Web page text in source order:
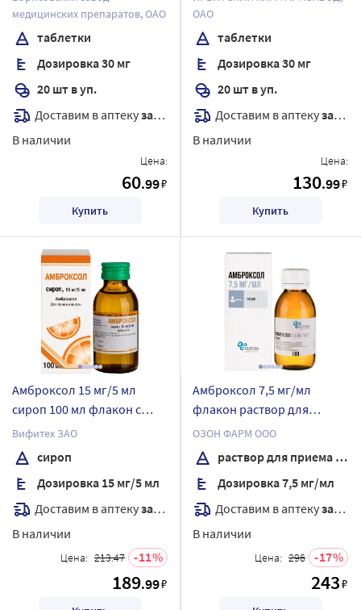
медицинских препаратов, ОАО
таблетки
Дозировка 30 мг
20 шт в уп.
Доставим в аптекузавтра
В наличии
Цена:
60.99₽
Купить
ОАО
таблетки
Дозировка 30 мг
20 шт в уп.
Доставим в аптекузавтра
В наличии
Цена:
130.99₽
Купить
Амброксол 15 мг/5 мл
сироп 100 мл флакон с
мерным стаканчиком
Вифитех ЗАО
сироп
Дозировка 15 мг/5 мл
Доставим в аптекузавтра
В наличии
Цена: 213.47 11
189.99₽
Амброксол 7,5 мг/мл
флакон раствор для
приема внутрь 100 мл
ОЗОН ФАРМ ООО
раствор для приема внутрь
Дозировка 7,5 мг/мл
Доставим в аптекузавтра
В наличии
Цена: 296 17
243₽